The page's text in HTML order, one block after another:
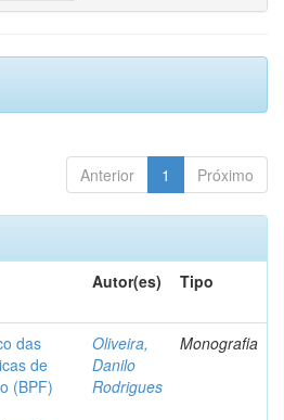
Anterior 1 Próximo
Autor(es) Tipo
das
de
(BPF)
Oliveira,
Danilo
Rodrigues
Monografia